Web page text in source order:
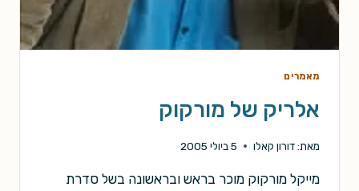
מאמרים
אלריק של מורקוק
מאת:דורון קאלו 5 ביולי 2005
מייקל מורקוק מוכר בראש ובראשונה בשל סדרת